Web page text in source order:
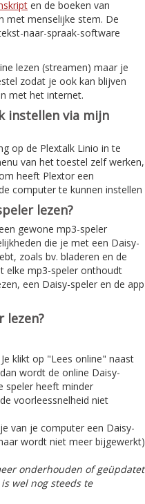
en de boeken van
met menselijke stem. De
naar-spraak-software
lezen (streamen) maar je
zodat je ook kan blijven
met het internet.
instellen via mijn
op de Plextalk Linio in te
van het toestel zelf werken,
heeft Plextor een
computer te kunnen instellen
lezen?
gewone mp3-speler
die je met een Daisy-
zoals bv. bladeren en de
elke mp3-speler onthoudt
een Daisy-speler en de app
lezen?
klikt op "Lees online" naast
wordt de online Daisy-
speler heeft minder
voorleessnelheid niet
van je computer een Daisy-
wordt niet meer bijgewerkt)
onderhouden of geüpdatet
wel nog steeds te